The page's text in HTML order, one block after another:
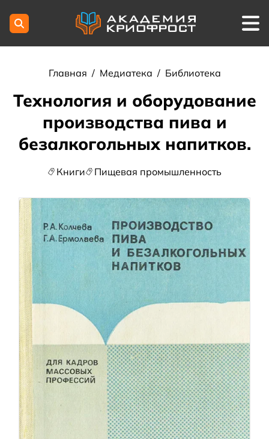
Главная / Медиатека / Библиотека
Технология и оборудование
производства пива и
безалкогольных напитков.
Книги Пищевая промышленность